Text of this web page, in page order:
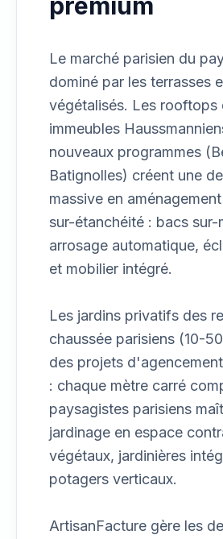
Le marché parisien du
dominé par les terrasses
végétalisés. Les rooftops
immeubles
nouveaux programmes
Batignolles) créent une
massive en
sur-étanchéité : bacs sur-
arrosage automatique,
et mobilier intégré.
Les jardins privatifs des
chaussée parisiens (10-
des projets
: chaque mètre carré
paysagistes parisiens
jardinage en espace
végétaux, jardinières
potagers verticaux.
ArtisanFacture gère les